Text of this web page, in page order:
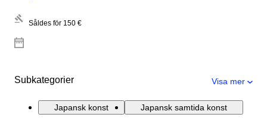
Såldes för 150 €
Subkategorier Visa mer
Japansk konst Japansk samtida konst